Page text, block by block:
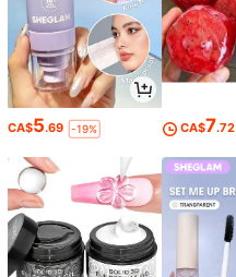
CA$5.69 -19% CA$7.72